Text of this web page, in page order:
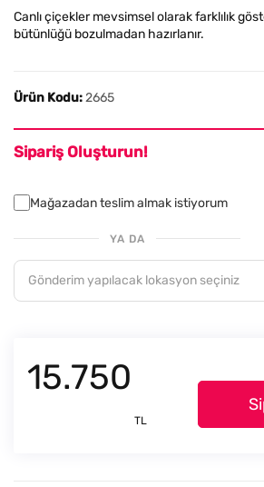
Canlı çiçekler mevsimsel olarak farklılık
bütünlüğü bozulmadan hazırlanır.
Ürün Kodu:2665
Sipariş Oluşturun!
Mağazadan teslim almak istiyorum
YA DA
15.750
TL